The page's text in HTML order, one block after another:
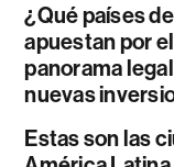
¿Qué países
apuestan por
panorama
nuevas
Estas son las